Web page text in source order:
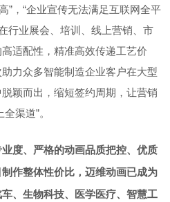
”，“企业宣传无法满足互联网全平
行业展会、培训、线上营销、市
适配性，精准高效传递工艺价
力众多智能制造企业客户在大型
颖而出，缩短签约周期，让营销
渠道”。
度、严格的动画品质把控、优质
作整体性价比，迈维动画已成为
、生物科技、医学医疗、智慧工